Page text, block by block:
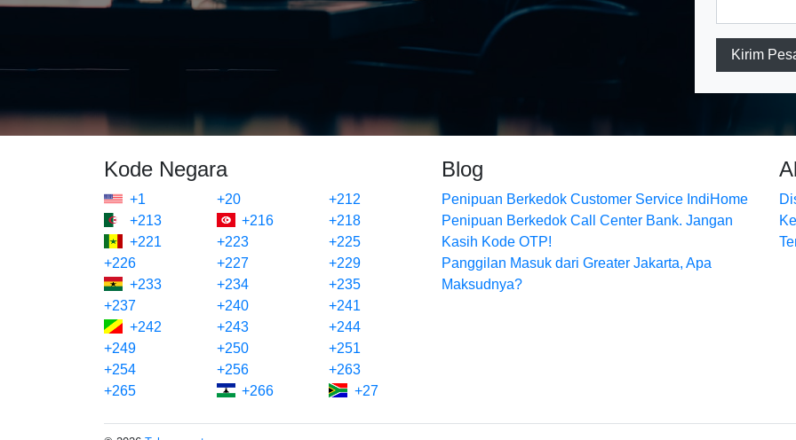
Kirim
Kode Negara
+1 +20
+212
+213
+216
+218
+221
+223
+225
+226
+227
+229
+233
+234
+235
+237
+240
+241
+242
+243
+244
+249
+250
+251
+254
+256
+263
+265
+266 +27
Blog
Penipuan Berkedok Customer Service IndiHome
Penipuan Berkedok Call Center Bank. Jangan
Kasih Kode OTP!
Panggilan Masuk dari Greater Jakarta, Apa
Maksudnya?